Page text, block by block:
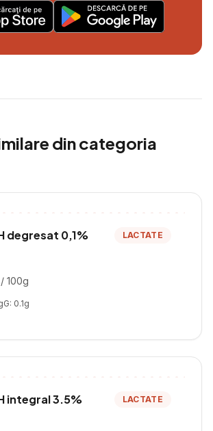
din categoria
degresat 0,1%
LACTATE
100g
G: 0.1g
integral 3.5%
LACTATE